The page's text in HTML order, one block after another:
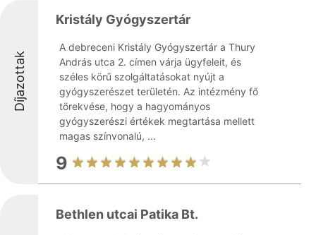
Díjazottak
Kristály Gyógyszertár
A debreceni Kristály Gyógyszertár a Thury
András utca 2. címen várja ügyfeleit, és
széles körű szolgáltatásokat nyújt a
gyógyszerészet területén. Az intézmény fő
törekvése, hogy a hagyományos
gyógyszerészi értékek megtartása mellett
magas színvonalú, ...
9
Bethlen utcai Patika Bt.